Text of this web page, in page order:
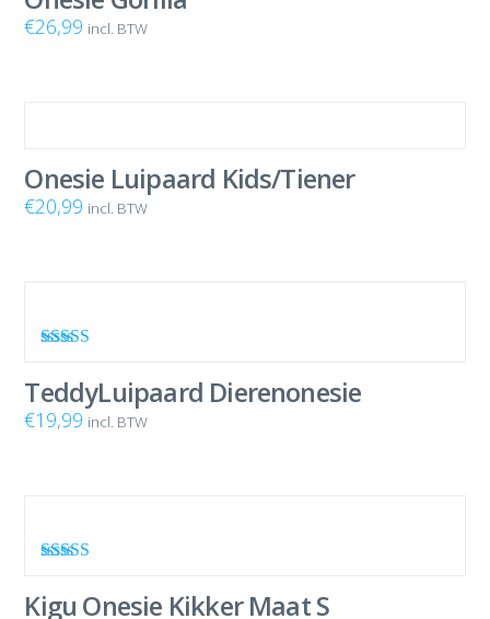
€26,99 incl. BTW
Onesie Luipaard Kids/Tiener
€20,99 incl. BTW
5.00
uit 5
TeddyLuipaard Dierenonesie
€19,99 incl. BTW
5.00
uit 5
Kigu Onesie Kikker Maat S